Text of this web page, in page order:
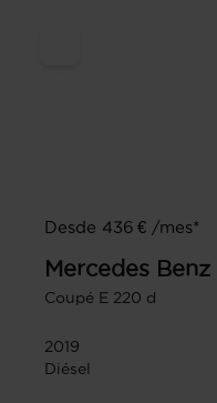
Desde 436 € /mes*
Mercedes Benz
Coupé E 220 d
2019
Diésel